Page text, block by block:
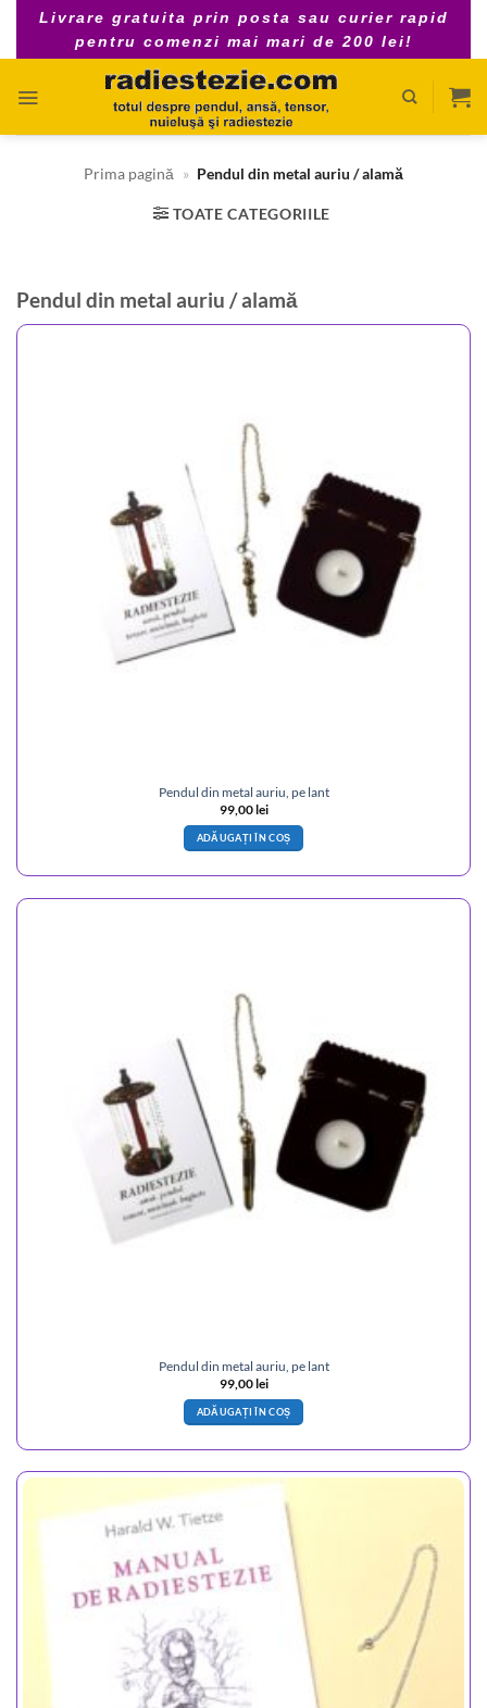
content
Livrare gratuita prin posta sau curier rapid
pentru comenzi mai mari de 200 lei!
Prima pagină » Pendul din metal auriu / alamă
TOATE CATEGORIILE
Pendul din metal auriu / alamă
Pendul din metal auriu, pe lant
99,00lei
ADĂUGAȚI ÎN COȘ
Pendul din metal auriu, pe lant
99,00lei
ADĂUGAȚI ÎN COȘ